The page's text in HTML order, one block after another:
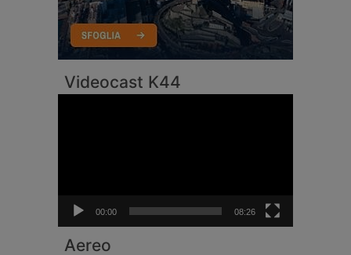
Videocast K44
00:00 08:26
Aereo